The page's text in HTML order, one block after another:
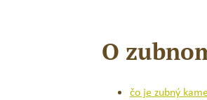
O
čo je zubný